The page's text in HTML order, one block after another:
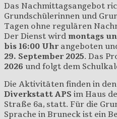
Das Nachmittagsangebot
Grundschülerinnen und
Tagen ohne regulären
Der Dienst wird montags
bis 16:00 Uhr angeboten
29. September 2025. Das
2026 und folgt dem
Die Aktivitäten finden in
Diverkstatt APS im Haus
Straße 6a, statt. Für die
Sprache in Bruneck ist ein